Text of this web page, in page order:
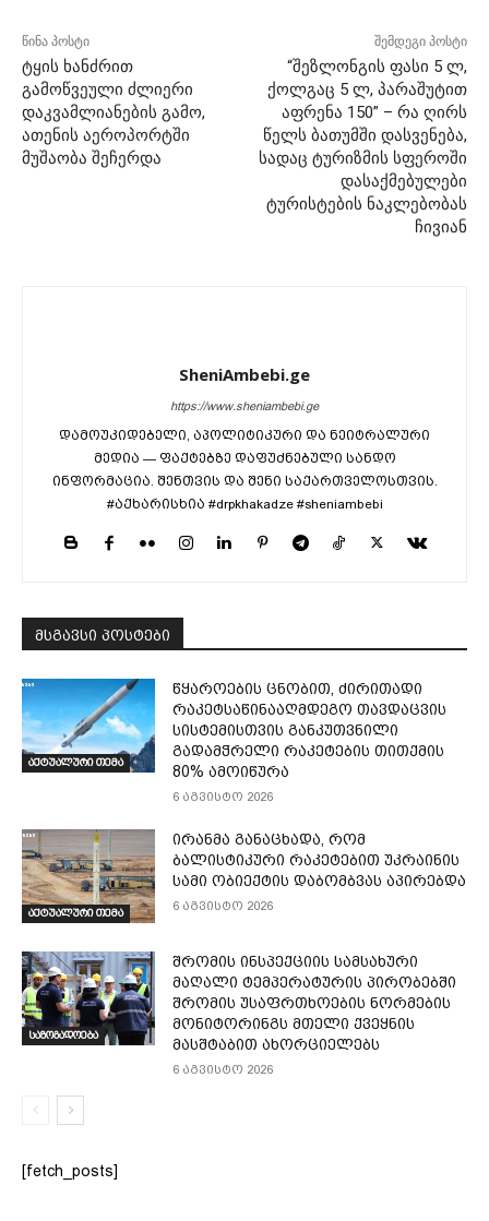
წინა პოსტი
ტყის ხანძრით
გამოწვეული ძლიერი
დაკვამლიანების გამო,
ათენის აეროპორტში
მუშაობა შეჩერდა
შემდეგი პოსტი
“შეზლონგის ფასი 5 ლ,
ქოლგაც 5 ლ, პარაშუტით
აფრენა 150” – რა ღირს
წელს ბათუმში დასვენება,
სადაც ტურიზმის სფეროში
დასაქმებულები
ტურისტების ნაკლებობას
ჩივიან
SheniAmbebi.ge
https://www.sheniambebi.ge
დამოუკიდებელი, აპოლიტიკური და ნეიტრალური
მედია — ფაქტებზე დაფუძნებული სანდო
ინფორმაცია. შენთვის და შენი საქართველოსთვის.
#აქხარისხია #drpkhakadze #sheniambebi
მსგავსი პოსტები
აქტუალური თემა
წყაროების ცნობით, ძირითადი
რაკეტსაწინააღმდეგო თავდაცვის
სისტემისთვის განკუთვნილი
გადამჭრელი რაკეტების თითქმის
80% ამოიწურა
6 აგვისტო 2026
აქტუალური თემა
ირანმა განაცხადა, რომ
ბალისტიკური რაკეტებით უკრაინის
სამი ობიექტის დაბომბვას აპირებდა
6 აგვისტო 2026
საზოგადოება
შრომის ინსპექციის სამსახური
მაღალი ტემპერატურის პირობებში
შრომის უსაფრთხოების ნორმების
მონიტორინგს მთელი ქვეყნის
მასშტაბით ახორციელებს
6 აგვისტო 2026
[fetch_posts]